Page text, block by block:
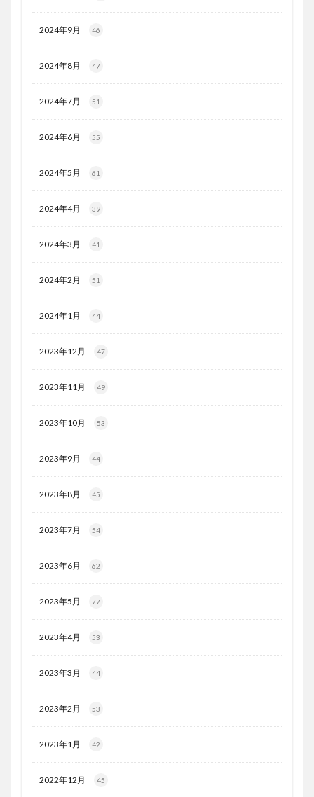
2024年9月 46
2024年8月 47
2024年7月 51
2024年6月 55
2024年5月 61
2024年4月 39
2024年3月 41
2024年2月 51
2024年1月 44
2023年12月 47
2023年11月 49
2023年10月 53
2023年9月 44
2023年8月 45
2023年7月 54
2023年6月 62
2023年5月 77
2023年4月 53
2023年3月 44
2023年2月 53
2023年1月 42
2022年12月 45